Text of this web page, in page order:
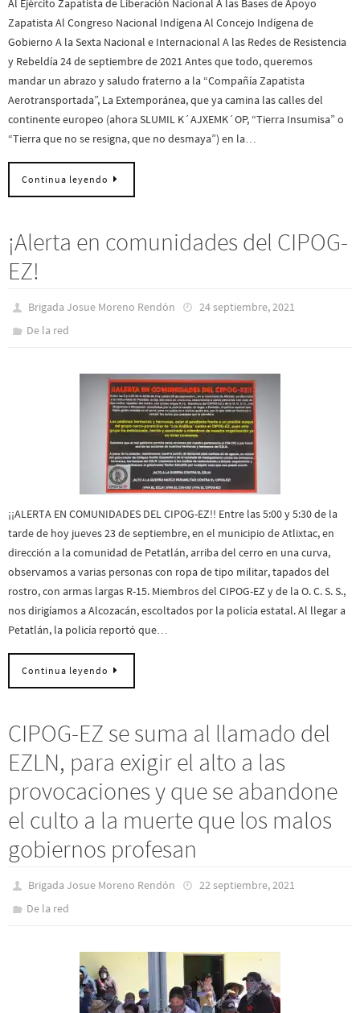
Al Ejército Zapatista de Liberación Nacional A las Bases de Apoyo
Zapatista Al Congreso Nacional Indígena Al Concejo Indígena de
Gobierno A la Sexta Nacional e Internacional A las Redes de Resistencia
y Rebeldía 24 de septiembre de 2021 Antes que todo, queremos
mandar un abrazo y saludo fraterno a la “Compañía Zapatista
Aerotransportada”, La Extemporánea, que ya camina las calles del
continente europeo (ahora SLUMIL K´AJXEMK´OP, “Tierra Insumisa” o
“Tierra que no se resigna, que no desmaya”) en la…
Continua leyendo
¡Alerta en comunidades del CIPOG-
EZ!
Brigada Josue Moreno Rendón
24 septiembre, 2021
De la red
¡¡ALERTA EN COMUNIDADES DEL CIPOG-EZ!! Entre las 5:00 y 5:30 de la
tarde de hoy jueves 23 de septiembre, en el municipio de Atlixtac, en
dirección a la comunidad de Petatlán, arriba del cerro en una curva,
observamos a varias personas con ropa de tipo militar, tapados del
rostro, con armas largas R-15. Miembros del CIPOG-EZ y de la O. C. S. S.,
nos dirigíamos a Alcozacán, escoltados por la policía estatal. Al llegar a
Petatlán, la policía reportó que…
Continua leyendo
CIPOG-EZ se suma al llamado del
EZLN, para exigir el alto a las
provocaciones y que se abandone
el culto a la muerte que los malos
gobiernos profesan
Brigada Josue Moreno Rendón
22 septiembre, 2021
De la red